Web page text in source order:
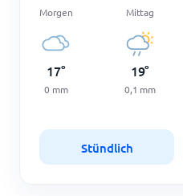
Morgen
17°
0 mm
Mittag
19°
0,1 mm
Stündlich